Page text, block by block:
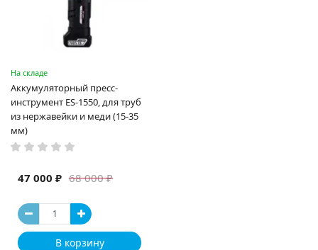
На складе
Аккумуляторный пресс-
инструмент ES-1550, для труб
из нержавейки и меди (15-35
мм)
68 000 ₽
47 000 ₽
В корзину